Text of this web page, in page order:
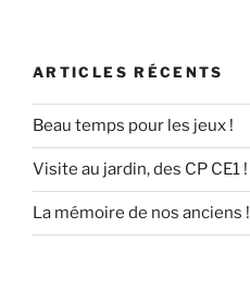
ARTICLES RÉCENTS
Beau temps pour les jeux !
Visite au jardin, des CP CE1 !
La mémoire de nos anciens !